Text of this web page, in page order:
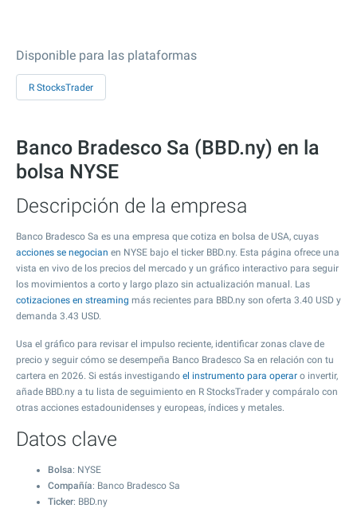
Disponible para las plataformas
R StocksTrader
Banco Bradesco Sa (BBD.ny) en la
bolsa NYSE
Descripción de la empresa
Banco Bradesco Sa es una empresa que cotiza en bolsa de USA, cuyas
acciones se negocian en NYSE bajo el ticker BBD.ny. Esta página ofrece una
vista en vivo de los precios del mercado y un gráfico interactivo para seguir
los movimientos a corto y largo plazo sin actualización manual. Las
cotizaciones en streaming más recientes para BBD.ny son oferta 3.40 USD y
demanda 3.43 USD.
Usa el gráfico para revisar el impulso reciente, identificar zonas clave de
precio y seguir cómo se desempeña Banco Bradesco Sa en relación con tu
cartera en 2026. Si estás investigando el instrumento para operar o invertir,
añade BBD.ny a tu lista de seguimiento en R StocksTrader y compáralo con
otras acciones estadounidenses y europeas, índices y metales.
Datos clave
Bolsa: NYSE
Compañía: Banco Bradesco Sa
Ticker: BBD.ny